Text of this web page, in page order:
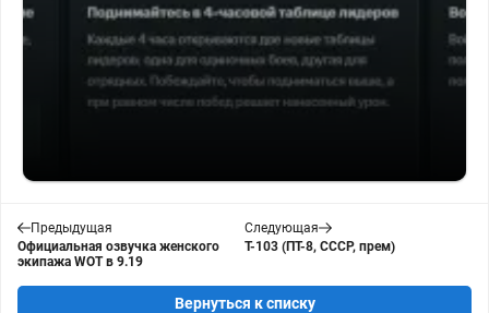
Предыдущая
Официальная озвучка женского
экипажа WOT в 9.19
Следующая
Т-103 (ПТ-8, СССР, прем)
Вернуться к списку